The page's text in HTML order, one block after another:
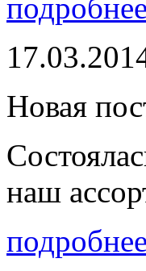
подробнее
Новая
наш
подробнее